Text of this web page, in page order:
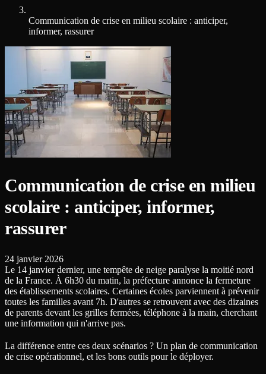
Communication de crise en milieu scolaire : anticiper,
informer, rassurer
Communication de crise en milieu
scolaire : anticiper, informer,
rassurer
24 janvier 2026
Le 14 janvier dernier, une tempête de neige paralyse la moitié nord
de la France. À 6h30 du matin, la préfecture annonce la fermeture
des établissements scolaires. Certaines écoles parviennent à prévenir
toutes les familles avant 7h. D'autres se retrouvent avec des dizaines
de parents devant les grilles fermées, téléphone à la main, cherchant
une information qui n'arrive pas.
La différence entre ces deux scénarios ? Un plan de communication
de crise opérationnel, et les bons outils pour le déployer.